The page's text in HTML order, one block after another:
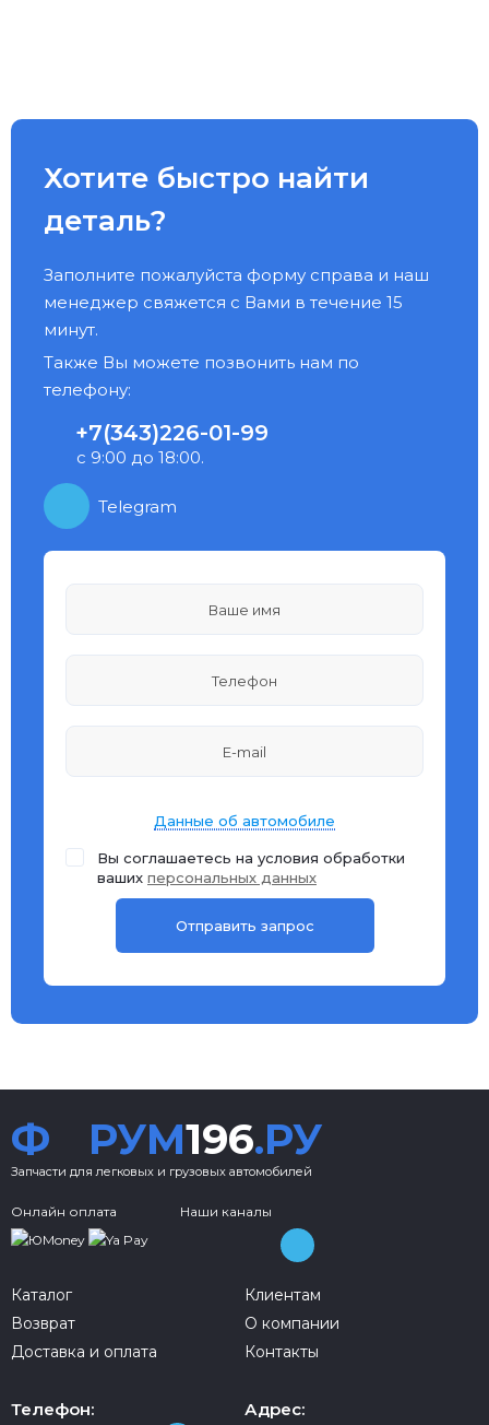
Хотите быстро найти
деталь?
Заполните пожалуйста форму справа и наш
менеджер свяжется с Вами в течение 15
минут.
Также Вы можете позвонить нам по
телефону:
+7(343)226-01-99
с 9:00 до 18:00.
Telegram
Данные об автомобиле
Вы соглашаетесь на условия обработки
ваших персональных данных
Ф РУМ196.РУ
Запчасти для легковых и грузовых автомобилей
Онлайн оплата Наши каналы
Каталог
Возврат
Доставка и оплата
Клиентам
О компании
Контакты
Телефон: Адрес: